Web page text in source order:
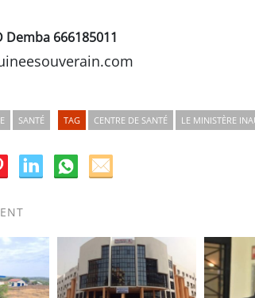
Demba 666185011
SANTÉ TAG CENTRE DE SANTÉ LE MINISTÈRE